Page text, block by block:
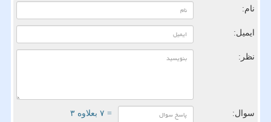
نام:
ایمیل:
نظر:
سوال: = ۷ بعلاوه ۳